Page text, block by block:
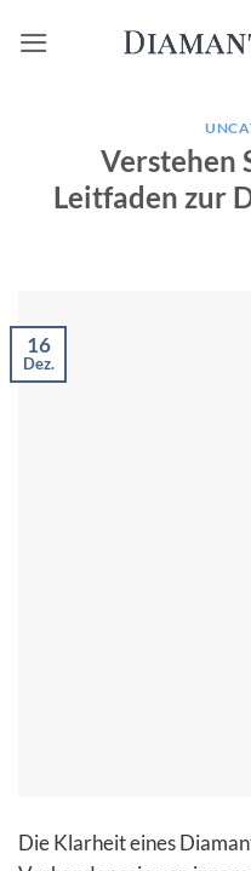
Inhalt
Verstehen
Leitfaden zur
16
Dez.
Die Klarheit eines